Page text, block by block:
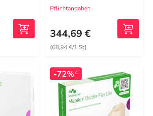
Pflichtangaben
344,69 €
(68,94 €/1 St)
-72%4